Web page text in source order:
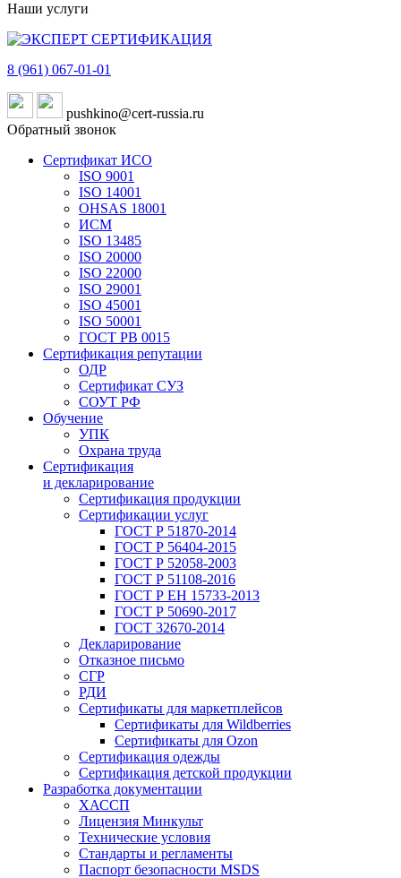
Наши услуги
8 (961) 067-01-01
pushkino@cert-russia.ru
Обратный звонок
Сертификат ИСО
ISO 9001
ISO 14001
OHSAS 18001
ИСМ
ISO 13485
ISO 20000
ISO 22000
ISO 29001
ISO 45001
ISO 50001
ГОСТ РВ 0015
Сертификация репутации
ОДР
Сертификат СУЗ
СОУТ РФ
Обучение
УПК
Охрана труда
Сертификация
и декларирование
Сертификация продукции
Сертификации услуг
ГОСТ Р 51870-2014
ГОСТ Р 56404-2015
ГОСТ Р 52058-2003
ГОСТ Р 51108-2016
ГОСТ Р ЕН 15733-2013
ГОСТ Р 50690-2017
ГОСТ 32670-2014
Декларирование
Отказное письмо
СГР
РДИ
Сертификаты для маркетплейсов
Сертификаты для Wildberries
Сертификаты для Ozon
Сертификация одежды
Сертификация детской продукции
Разработка документации
ХАССП
Лицензия Минкульт
Технические условия
Стандарты и регламенты
Паспорт безопасности MSDS